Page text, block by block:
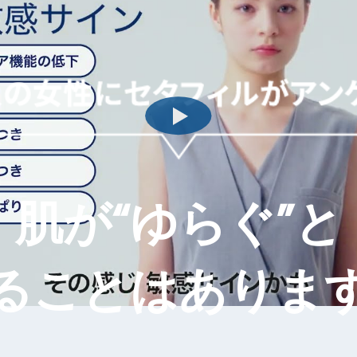
肌が“ゆらぐ”と
ことはありま